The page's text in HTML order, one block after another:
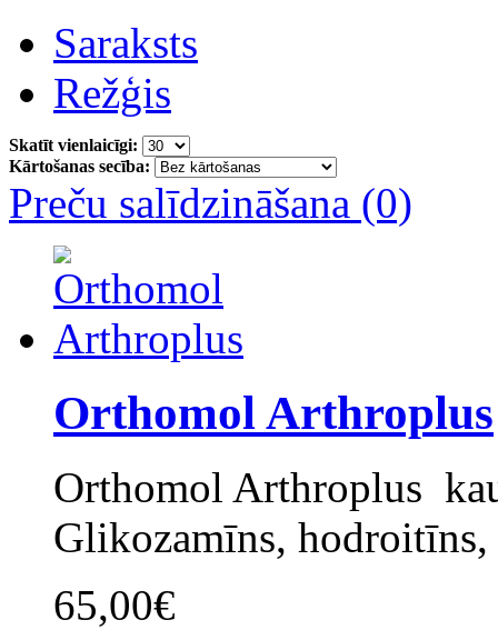
Saraksts
Režģis
Skatīt vienlaicīgi:
Kārtošanas secība:
Preču salīdzināšana (0)
Orthomol Arthroplus
Orthomol Arthroplus
Glikozamīns,
65,00€